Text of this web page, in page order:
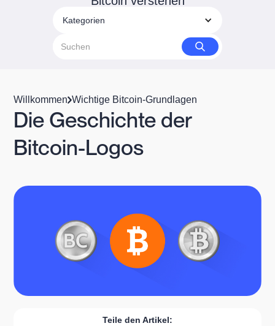
Kategorien
Willkommen Wichtige Bitcoin-Grundlagen
Die Geschichte der
Bitcoin-Logos
Teile den Artikel: